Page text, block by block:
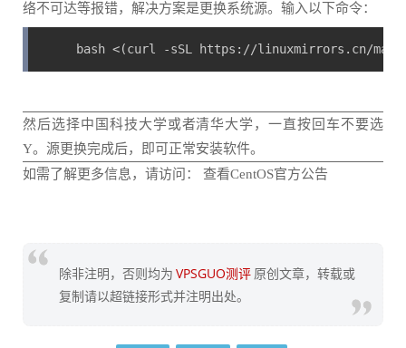
络不可达等报错，解决方案是更换系统源。输入以下命令：
bash <(curl -sSL https://linuxmirrors.cn/
然后选择中国科技大学或者清华大学，一直按回车不要选
Y。源更换完成后，即可正常安装软件。
如需了解更多信息，请访问： 查看CentOS官方公告
除非注明，否则均为 VPSGUO测评 原创文章，转载或
复制请以超链接形式并注明出处。